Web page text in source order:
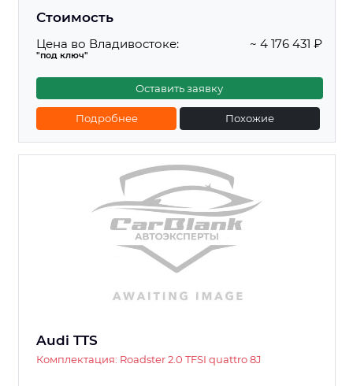
Стоимость
Цена во Владивостоке:
"под ключ"
~ 4 176 431 ₽
Оставить заявку
Подробнее Похожие
Audi TTS
Комплектация: Roadster 2.0 TFSI quattro 8J